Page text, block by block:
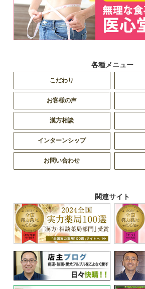
各種メニュー
こだわり
お客様の声
漢方相談
インターンシップ
お問い合わせ
関連サイト